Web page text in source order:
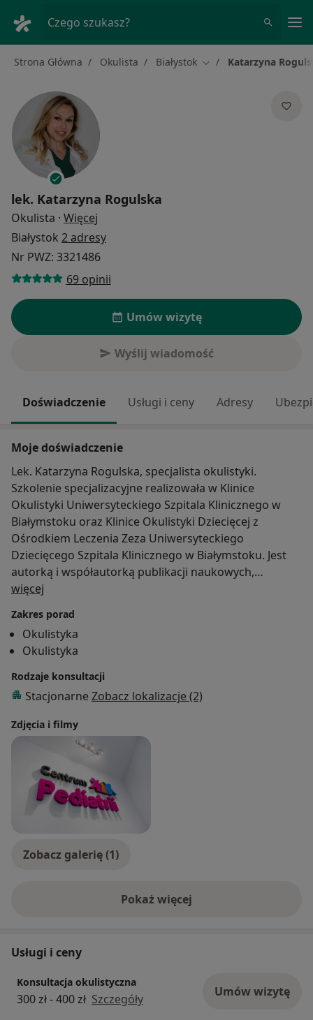
Czego szukasz?
Strona Główna Okulista Białystok Zmień miasto
Katarzyna
lek. Katarzyna Rogulska
Okulista · Więcej
Białystok 2 adresy
Nr PWZ: 3321486
69 opinii
Umów wizytę
Wyślij wiadomość
Doświadczenie Usługi i ceny Adresy
Moje doświadczenie
Lek. Katarzyna Rogulska, specjalista okulistyki.
Szkolenie specjalizacyjne realizowała w Klinice
Okulistyki Uniwersyteckiego Szpitala Klinicznego w
Białymstoku oraz Klinice Okulistyki Dziecięcej z
Ośrodkiem Leczenia Zeza Uniwersyteckiego
Dziecięcego Szpitala Klinicznego w Białymstoku. Jest
autorką i współautorką publikacji naukowych,
uczestniczyła także w konferencjach i szkoleniach
się diagnostyką i leczeniem chorób oczu u dzieci i
dorosłych.
więcej
Zakres porad
Okulistyka
Okulistyka
Rodzaje konsultacji
Stacjonarne Zobacz lokalizacje (2)
Zdjęcia i filmy
Zobacz galerię (1)
Pokaż więcejo doświadczeniu
Usługi i ceny
Konsultacja okulistyczna
300 zł - 400 zł Szczegóły Umów wizytę